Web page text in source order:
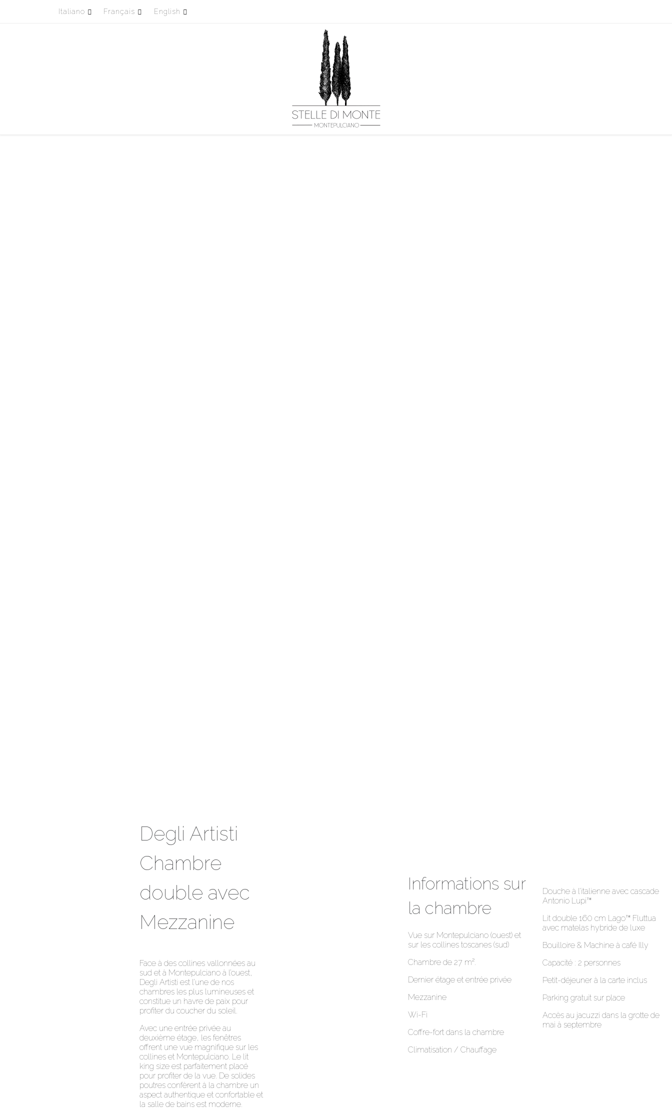
Passa al contenuto
Italiano Français English
Degli Artisti
Chambre
double avec
Mezzanine
Face à des collines vallonnées au
sud et à Montepulciano à l’ouest,
Degli Artisti est l’une de nos
chambres les plus lumineuses et
constitue un havre de paix pour
profiter du coucher du soleil.
Avec une entrée privée au
deuxième étage, les fenêtres
offrent une vue magnifique sur les
collines et Montepulciano. Le lit
king size est parfaitement placé
pour profiter de la vue. De solides
poutres confèrent à la chambre un
aspect authentique et confortable et
la salle de bains est moderne.
Informations sur
la chambre
Vue sur Montepulciano (ouest) et
sur les collines toscanes (sud)
Chambre de 27 m².
Dernier étage et entrée privée
Mezzanine
Wi-Fi
Coffre-fort dans la chambre
Climatisation / Chauffage
Douche à l’italienne avec cascade
Antonio Lupi™
Lit double 160 cm Lago™ Fluttua
avec matelas hybride de luxe
Bouilloire & Machine à café Illy
Capacité : 2 personnes
Petit-déjeuner à la carte inclus
Parking gratuit sur place
Accès au jacuzzi dans la grotte de
mai à septembre